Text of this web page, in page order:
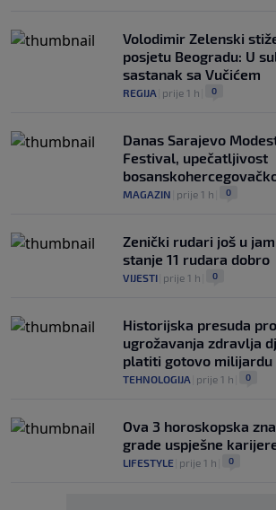
Volodimir Zelenski
posjetu Beogradu: U
sastanak sa Vučićem
REGIJA prije 1 h 0
Danas Sarajevo
Festival, upečatljivost
MAGAZIN prije 1 h 0
Zenički rudari još u
stanje 11 rudara dobro
VIJESTI prije 1 h 0
Historijska presuda
ugrožavanja zdravlja
platiti gotovo milijardu
TEHNOLOGIJA prije 1 h 0
Ova 3 horoskopska
grade uspješne
LIFESTYLE prije 1 h 0